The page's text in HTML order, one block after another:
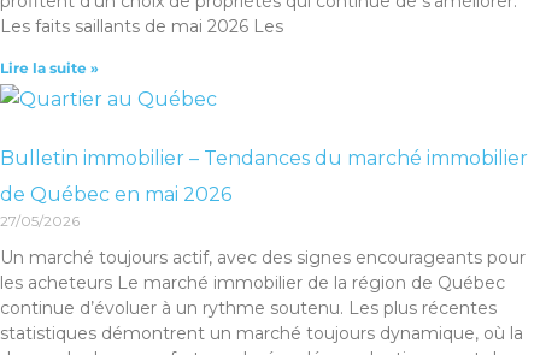
Les faits saillants de mai 2026 Les
Lire la suite »
Bulletin immobilier – Tendances du marché immobilier
de Québec en mai 2026
27/05/2026
Un marché toujours actif, avec des signes encourageants pour
les acheteurs Le marché immobilier de la région de Québec
continue d’évoluer à un rythme soutenu. Les plus récentes
statistiques démontrent un marché toujours dynamique, où la